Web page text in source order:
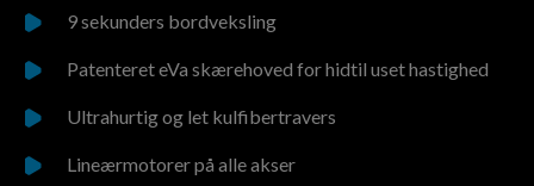
9 sekunders bordveksling
Patenteret eVa skærehoved for hidtil uset hastighed
Ultrahurtig og let kulfibertravers
Lineærmotorer på alle akser